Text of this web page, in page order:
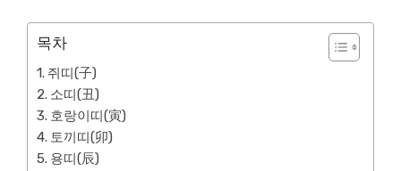
목차
쥐띠(子)
소띠(丑)
호랑이띠(寅)
토끼띠(卯)
용띠(辰)